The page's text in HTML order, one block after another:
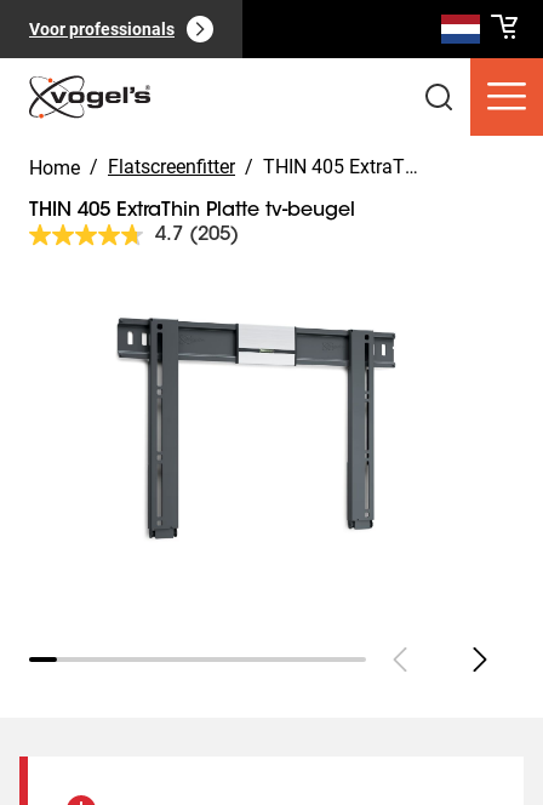
Voor professionals
Consumentenproducten
Home / Flatscreenfitter / THIN 405 ExtraThin Platte tv-beugel
THIN 405 ExtraThin Platte tv-beugel
4.7 Lees
paginalink.
(205)